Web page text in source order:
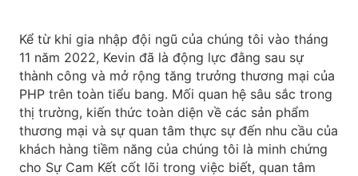
Kể từ khi gia nhập đội ngũ của chúng tôi vào tháng
11 năm 2022, Kevin đã là động lực đằng sau sự
thành công và mở rộng tăng trưởng thương mại của
PHP trên toàn tiểu bang. Mối quan hệ sâu sắc trong
thị trường, kiến thức toàn diện về các sản phẩm
thương mại và sự quan tâm thực sự đến nhu cầu của
khách hàng tiềm năng của chúng tôi là minh chứng
cho Sự Cam Kết cốt lõi trong việc biết, quan tâm